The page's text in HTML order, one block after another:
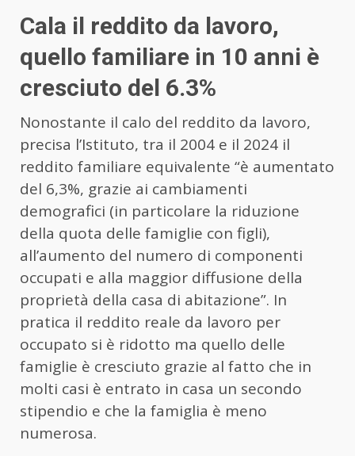
Cala il reddito da lavoro,
quello familiare in 10 anni è
cresciuto del 6.3%
Nonostante il calo del reddito da lavoro,
precisa l’Istituto, tra il 2004 e il 2024 il
reddito familiare equivalente “è aumentato
del 6,3%, grazie ai cambiamenti
demografici (in particolare la riduzione
della quota delle famiglie con figli),
all’aumento del numero di componenti
occupati e alla maggior diffusione della
proprietà della casa di abitazione”. In
pratica il reddito reale da lavoro per
occupato si è ridotto ma quello delle
famiglie è cresciuto grazie al fatto che in
molti casi è entrato in casa un secondo
stipendio e che la famiglia è meno
numerosa.